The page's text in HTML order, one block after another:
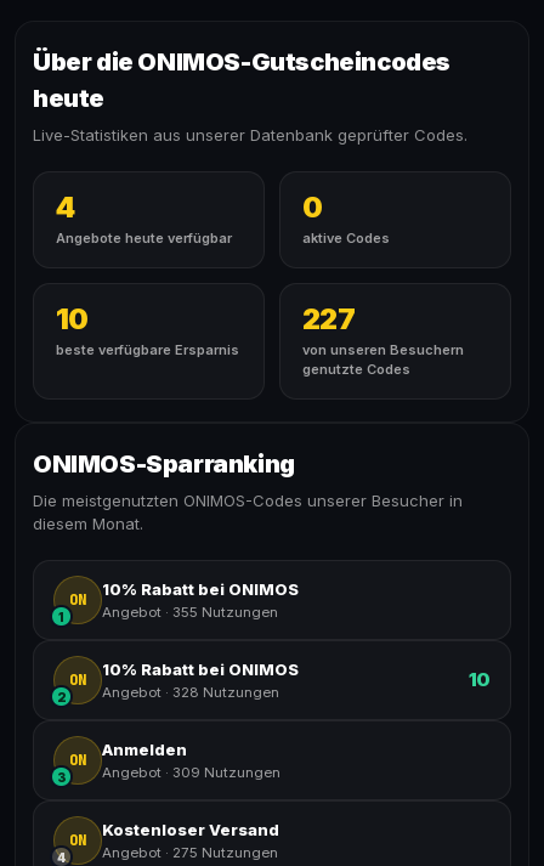
Über die ONIMOS-Gutscheincodes
heute
Live-Statistiken aus unserer Datenbank geprüfter Codes.
4
Angebote heute verfügbar
0
aktive Codes
10
beste verfügbare Ersparnis
227
von unseren Besuchern
genutzte Codes
ONIMOS-Sparranking
Die meistgenutzten ONIMOS-Codes unserer Besucher in
diesem Monat.
ON
1
10% Rabatt bei ONIMOS
Angebot · 355 Nutzungen
ON
2
10% Rabatt bei ONIMOS
Angebot · 328 Nutzungen
10
ON
3
Anmelden
Angebot · 309 Nutzungen
ON
4
Kostenloser Versand
Angebot · 275 Nutzungen